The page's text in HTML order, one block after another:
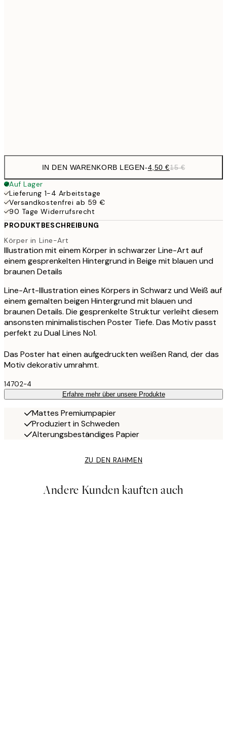
IN DEN WARENKORB LEGEN-4,50 €15 €
Auf Lager
Lieferung 1-4 Arbeitstage
Versandkostenfrei ab 59 €
90 Tage Widerrufsrecht
PRODUKTBESCHREIBUNG
Körper in Line-Art
Illustration mit einem Körper in schwarzer Line-Art auf
einem gesprenkelten Hintergrund in Beige mit blauen und
braunen Details
Line-Art-Illustration eines Körpers in Schwarz und Weiß auf
einem gemalten beigen Hintergrund mit blauen und
braunen Details. Die gesprenkelte Struktur verleiht diesem
ansonsten minimalistischen Poster Tiefe. Das Motiv passt
perfekt zu Dual Lines No1.
Das Poster hat einen aufgedruckten weißen Rand, der das
Motiv dekorativ umrahmt.
14702-4
Erfahre mehr über unsere Produkte
Mattes Premiumpapier
Produziert in Schweden
Alterungsbeständiges Papier
ZU DEN RAHMEN
Andere Kunden kauften auch